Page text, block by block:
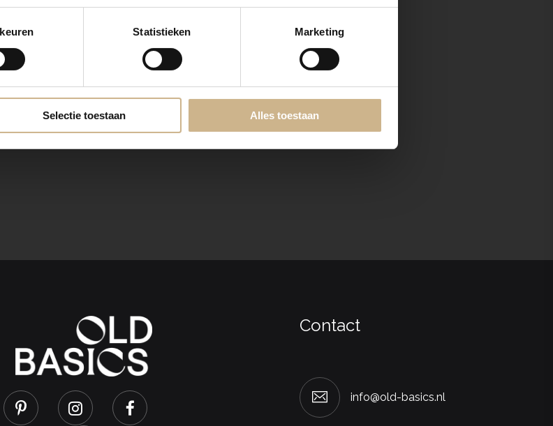
Statistieken Marketing
Selectie toestaan Alles toestaan
Contact
info@old-basics.nl